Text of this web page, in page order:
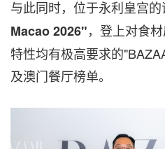
与此同时，位于永利皇宫
Macao 2026"，登上对食
特性均有极高要求的
及澳门餐厅榜单。